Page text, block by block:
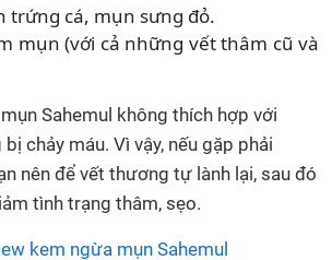
trứng cá, mụn sưng đỏ.
mụn (với cả những vết thâm cũ và
Sahemul không thích hợp với
chảy máu. Vì vậy, nếu gặp phải
nên để vết thương tự lành lại, sau đó
tình trạng thâm, sẹo.
kem ngừa mụn Sahemul